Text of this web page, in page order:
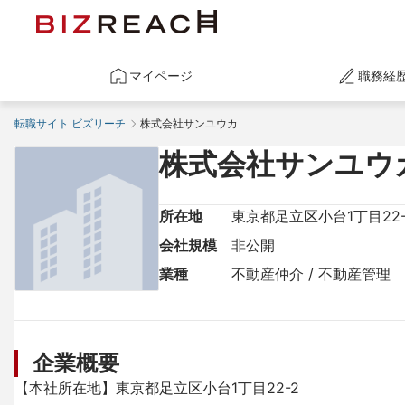
マイページ 職務経
転職サイト ビズリーチ 株式会社サンユウカ
株式会社サンユウ
所在地
東京都足立区小台1丁目
会社規模
非公開
業種
不動産仲介 / 不動産管理
企業概要
【本社所在地】東京都足立区小台1丁目22-2